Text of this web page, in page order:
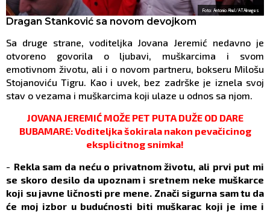
Foto: Antonio Ahel/ATAImages
Dragan Stanković sa novom devojkom
Sa druge strane, voditeljka Jovana Jeremić nedavno je
otvoreno govorila o ljubavi, muškarcima i svom
emotivnom životu, ali i o novom partneru, bokseru Milošu
Stojanoviću Tigru. Kao i uvek, bez zadrške je iznela svoj
stav o vezama i muškarcima koji ulaze u odnos sa njom.
JOVANA JEREMIĆ MOŽE PET PUTA DUŽE OD DARE
BUBAMARE: Voditeljka šokirala nakon pevačicinog
eksplicitnog snimka!
- Rekla sam da neću o privatnom životu, ali prvi put mi
se skoro desilo da upoznam i sretnem neke muškarce
koji su javne ličnosti pre mene. Znači sigurna sam tu da
će moj izbor u budućnosti biti muškarac koji je ime i